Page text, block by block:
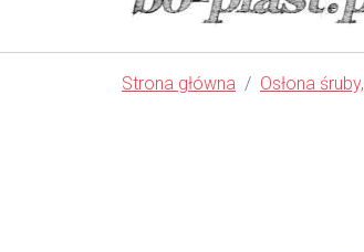
Strona główna Osłona